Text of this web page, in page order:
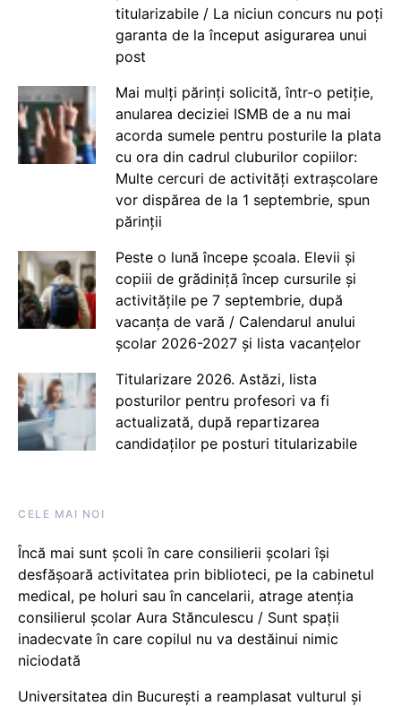
titularizabile / La niciun concurs nu poți
garanta de la început asigurarea unui
post
Mai mulți părinți solicită, într-o petiție,
anularea deciziei ISMB de a nu mai
acorda sumele pentru posturile la plata
cu ora din cadrul cluburilor copiilor:
Multe cercuri de activități extrașcolare
vor dispărea de la 1 septembrie, spun
părinții
Peste o lună începe școala. Elevii și
copiii de grădiniță încep cursurile și
activitățile pe 7 septembrie, după
vacanța de vară / Calendarul anului
școlar 2026-2027 și lista vacanțelor
Titularizare 2026. Astăzi, lista
posturilor pentru profesori va fi
actualizată, după repartizarea
candidaților pe posturi titularizabile
CELE MAI NOI
Încă mai sunt școli în care consilierii școlari își
desfășoară activitatea prin biblioteci, pe la cabinetul
medical, pe holuri sau în cancelarii, atrage atenția
consilierul școlar Aura Stănculescu / Sunt spații
inadecvate în care copilul nu va destăinui nimic
niciodată
Universitatea din București a reamplasat vulturul și